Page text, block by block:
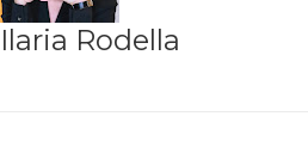
Ilaria Rodella